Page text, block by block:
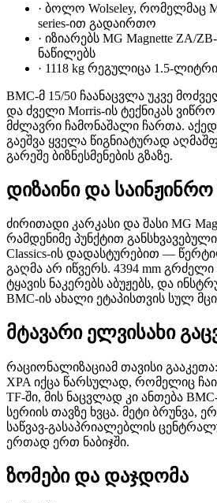
· ბოლო Wolseley, რომელმაც
series-ით გადაირთო
· იზიარებს MG Magnette ZA/
ნაწილებს
· 1118 kg რეგულიცა 1.5-
BMC-მ 15/50 ჩაანაცვლა უკვე
და ძველი Morris-ის ტექნიკას
მძლავრი ჩამონაშალი ჩართა.
გაეშვა ყველა წიგნიატურად
გარეშე ბიზნესმენების გზაზე.
დიზაინი და
ძირითადი კარკასი და შასი MG
რამდენიმე პუნქტით
Classics-ის დადასტურებით —
გაღმა არ იწვერს. 4394 mm
ტყავის ნაკერებს აბუჟებს, და
BMC-ის ახალი ეტაპისთვის სულ
მტავარი ელვისახი
რაციონალიზაციამ თავისი
XPA იქცა წარსულად, რომელიც
TF-ში, მის ნაცვლად კი ანთება
სერიის თავზე ხვცა. მეტი ბრუნვა,
საწვავ-გასაპრიალებლის
ერთად ერთ ნაბიჯში.
ზომები და დაჯდომა